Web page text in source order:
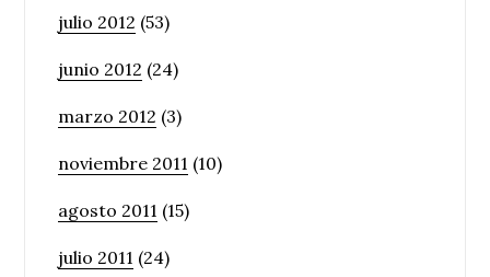
julio 2012 (53)
junio 2012 (24)
marzo 2012 (3)
noviembre 2011 (10)
agosto 2011 (15)
julio 2011 (24)